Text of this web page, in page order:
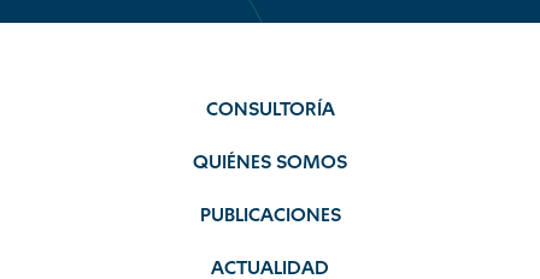
CONSULTORÍA
QUIÉNES SOMOS
PUBLICACIONES
ACTUALIDAD